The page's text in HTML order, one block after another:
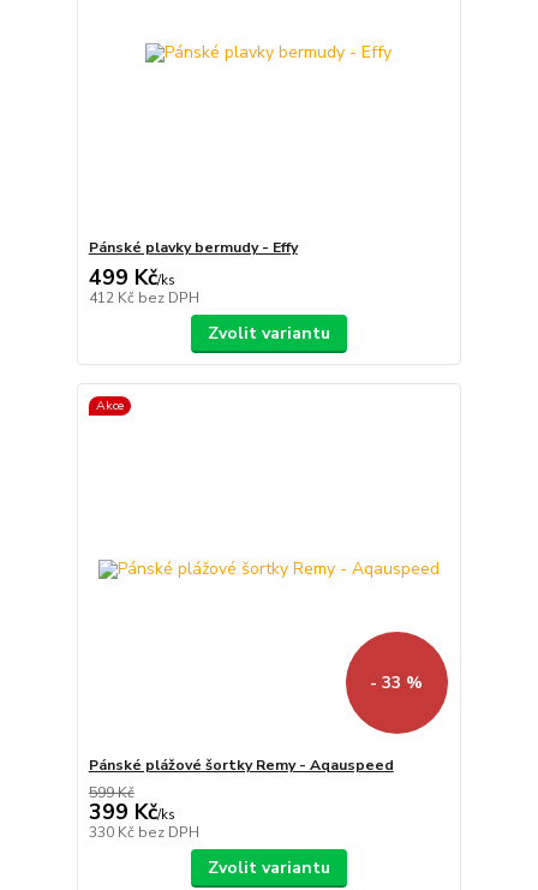
Pánské plavky bermudy - Effy
499 Kč/ks
412 Kč bez DPH
Zvolit variantu
Akce
- 33 %
Pánské plážové šortky Remy - Aqauspeed
599 Kč
399 Kč/ks
330 Kč bez DPH
Zvolit variantu